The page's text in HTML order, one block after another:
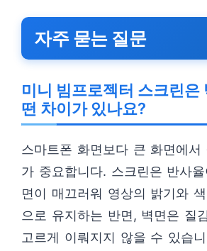
자주 묻는 질문
미니 빔프로젝터 스크린은
떤 차이가 있나요?
스마트폰 화면보다 큰 화면에서
가 중요합니다. 스크린은 반사
면이 매끄러워 영상의 밝기와
으로 유지하는 반면, 벽면은 질
고르게 이뤄지지 않을 수 있습